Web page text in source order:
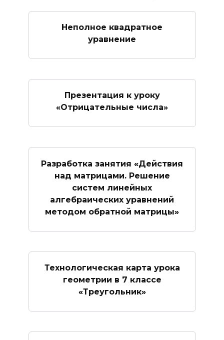
Неполное квадратное
уравнение
Презентация к уроку
«Отрицательные числа»
Разработка занятия «Действия
над матрицами. Решение
систем линейных
алгебраических уравнений
методом обратной матрицы»
Технологическая карта урока
геометрии в 7 классе
«Треугольник»